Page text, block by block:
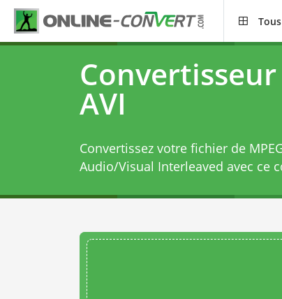
Convertisseur
AVI
Convertissez votre fichier de
Audio/Visual Interleaved avec ce